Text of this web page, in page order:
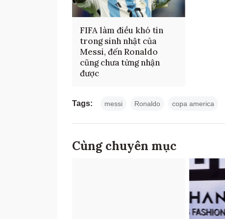
FIFA làm điều khó tin
trong sinh nhật của
Messi, đến Ronaldo
cũng chưa từng nhận
được
Tags: messi Ronaldo copa america
Cùng chuyên mục